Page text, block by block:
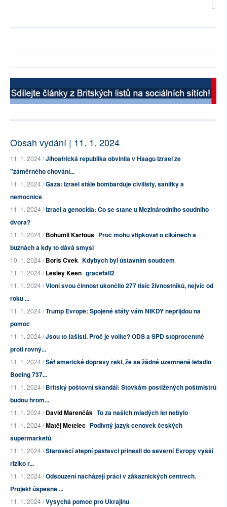
Obsah vydání | 11. 1. 2024
11. 1. 2024 /Jihoafrická republika obvinila v Haagu Izrael ze
"záměrného chování...
11. 1. 2024 /Gaza: Izrael stále bombarduje civilisty, sanitky a
nemocnice
11. 1. 2024 /izrael a genocida: Co se stane u Mezinárodního soudního
dvora?
11. 1. 2024 /Bohumil Kartous Proč mohu vtipkovat o cikánech a
buznách a kdy to dává smysl
10. 1. 2024 /Boris Cvek Kdybych byl ústavním soudcem
11. 1. 2024 /Lesley Keen gracefall2
11. 1. 2024 /Vloni svou činnost ukončilo 277 tisíc živnostníků, nejvíc od
roku ...
11. 1. 2024 /Trump Evropě: Spojené státy vám NIKDY nepřijdou na
pomoc
11. 1. 2024 /Jsou to fašisti. Proč je volíte? ODS a SPD stoprocentně
proti rovný...
11. 1. 2024 /Šéf americké dopravy řekl, že se žádné uzemněné letadlo
Boeing 737...
11. 1. 2024 /Britský poštovní skandál: Stovkám postižených poštmistrů
budou hrom...
11. 1. 2024 /David Marenčák To za našich mladých let nebylo
11. 1. 2024 /Matěj Metelec Podivný jazyk cenovek českých
supermarketů
11. 1. 2024 /Starověcí stepní pastevci přinesli do severní Evropy vyšší
riziko r...
11. 1. 2024 /Odsouzení nacházejí práci v zákaznických centrech.
Projekt úspěšně ...
11. 1. 2024 /Vysychá pomoc pro Ukrajinu